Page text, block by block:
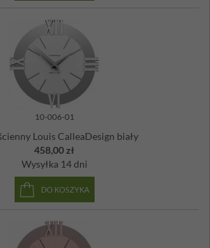
10-006-01
Louis CalleaDesign biały
458,00 zł
Wysyłka 14 dni
DO KOSZYKA